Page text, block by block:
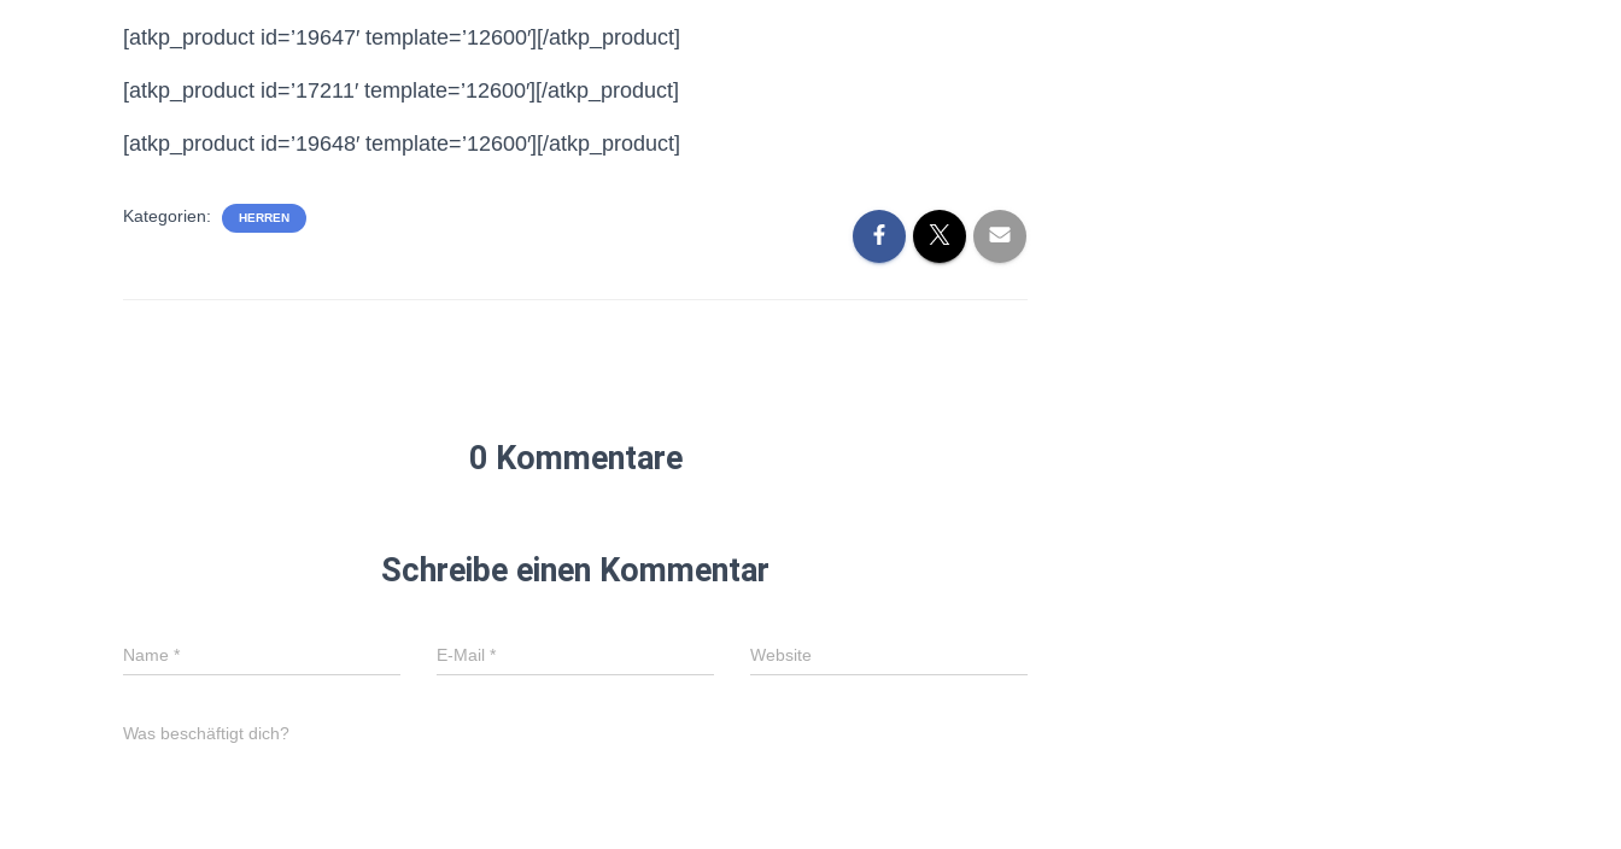
[atkp_product id=’19647′ template=’12600′][/atkp_product]
[atkp_product id=’17211′ template=’12600′][/atkp_product]
[atkp_product id=’19648′ template=’12600′][/atkp_product]
Kategorien: HERREN
0 Kommentare
Schreibe einen Kommentar
Name * E-Mail * Website
Was beschäftigt dich?